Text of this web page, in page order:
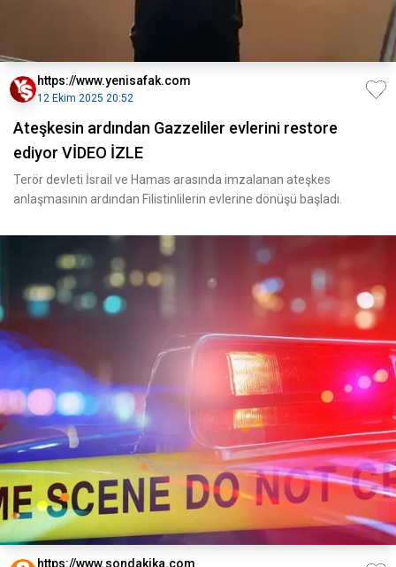
https://www.yenisafak.com
12 Ekim 2025 20:52
Ateşkesin ardından Gazzeliler evlerini restore
ediyor VİDEO İZLE
Terör devleti İsrail ve Hamas arasında imzalanan ateşkes
anlaşmasının ardından Filistinlilerin evlerine dönüşü başladı.
https://www.sondakika.com